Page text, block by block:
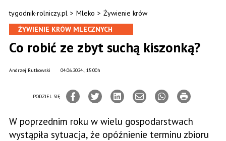
tygodnik-rolniczy.pl > Mleko > Żywienie krów
ŻYWIENIE KRÓW MLECZNYCH
Co robić ze zbyt suchą kiszonką?
04.06.2024., 15:00h
Andrzej Rutkowski
PODZIEL SIĘ
W poprzednim roku w wielu gospodarstwach
wystąpiła sytuacja, że opóźnienie terminu zbioru